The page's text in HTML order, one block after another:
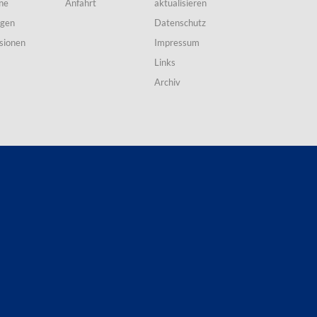
Anfahrt
aktualisieren
Datenschutz
Impressum
Links
Archiv